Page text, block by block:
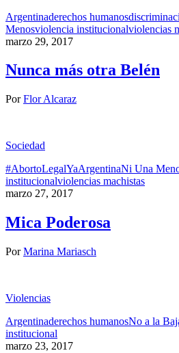
Argentinaderechos humanos
Menosviolencia institucionalviolencias
marzo 29, 2017
Nunca más otra Belén
PorFlor Alcaraz
Sociedad
#AbortoLegalYaArgentinaNi Una
institucionalviolencias machistas
marzo 27, 2017
Mica Poderosa
PorMarina Mariasch
Violencias
Argentinaderechos humanosNo a la
institucional
marzo 23, 2017